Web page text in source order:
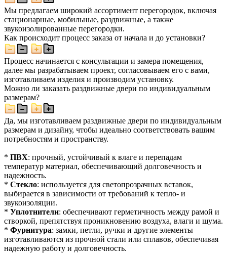
Мы предлагаем широкий ассортимент перегородок, включая
стационарные, мобильные, раздвижные, а также
звукоизолированные перегородки.
Как происходит процесс заказа от начала и до установки?
Процесс начинается с консультации и замера помещения,
далее мы разрабатываем проект, согласовываем его с вами,
изготавливаем изделия и производим установку.
Можно ли заказать раздвижные двери по индивидуальным
размерам?
Да, мы изготавливаем раздвижные двери по индивидуальным
размерам и дизайну, чтобы идеально соответствовать вашим
потребностям и пространству.
* ПВХ: прочный, устойчивый к влаге и перепадам
температур материал, обеспечивающий долговечность и
надежность.
* Стекло: используется для светопрозрачных вставок,
выбирается в зависимости от требований к тепло- и
звукоизоляции.
* Уплотнители: обеспечивают герметичность между рамой и
створкой, препятствуя проникновению воздуха, влаги и шума.
* Фурнитура: замки, петли, ручки и другие элементы
изготавливаются из прочной стали или сплавов, обеспечивая
надежную работу и долговечность.